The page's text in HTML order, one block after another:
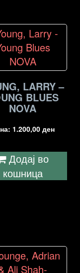
LARRY –
BLUES
NOVA
1.200,00 ден
Додај во
кошница